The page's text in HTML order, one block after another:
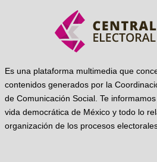
Es una plataforma multimedia que
contenidos generados por la
de Comunicación Social. Te
vida democrática de México y todo lo
organización de los procesos